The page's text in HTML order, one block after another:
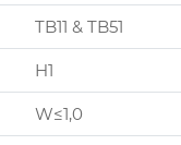
TB11 & TB51
H1
W≤1,0